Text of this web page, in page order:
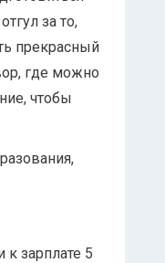
за то,
прекрасный
где можно
чтобы
зарплате 5